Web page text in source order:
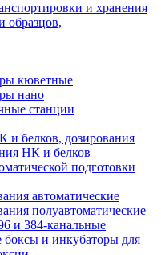
и хранения
образцов,
кюветные
нано
станции
белков, дозирования
НК и белков
подготовки
автоматические
полуавтоматические
и 384-канальные
и инкубаторы для